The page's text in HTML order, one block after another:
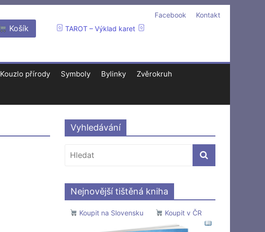
Kontakt
Facebook
TAROT – Výklad karet
Košík
Kouzlo přírody Symboly Bylinky Zvěrokruh
Vyhledávání
Nejnovější tištěná kniha
Koupit na Slovensku Koupit v ČR